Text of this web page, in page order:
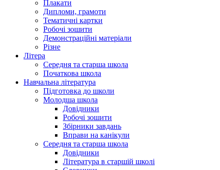
Плакати
Дипломи, грамоти
Тематичні картки
Робочі зошити
Демонстраційні матеріали
Різне
Літера
Середня та старша школа
Початкова школа
Навчальна література
Підготовка до школи
Молодша школа
Довідники
Робочі зошити
Збірники завдань
Вправи на канікули
Середня та старша школа
Довідники
Література в старшій школі